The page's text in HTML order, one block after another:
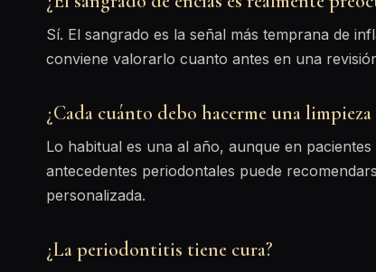
Sí. El sangrado es la señal más temprana de
conviene valorarlo cuanto antes en una
¿Cada cuánto debo hacerme una
Lo habitual es una al año, aunque en
antecedentes periodontales puede
personalizada.
¿La periodontitis tiene cura?